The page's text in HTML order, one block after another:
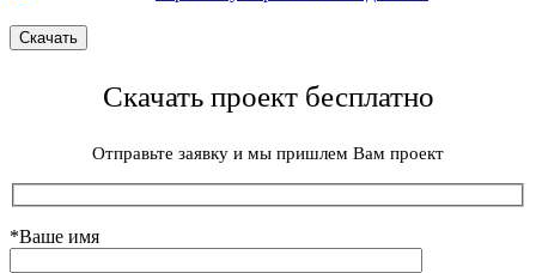
Скачать проект бесплатно
Отправьте заявку и мы пришлем Вам проект
*Ваше имя